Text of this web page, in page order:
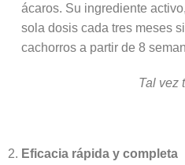
ácaros. Su ingrediente
sola dosis cada tres meses
cachorros a partir de 8
Tal vez
Eficacia rápida y completa